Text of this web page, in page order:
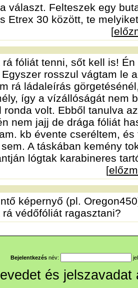
választ. Felteszek egy
Etrex 30 között, te
[
rá fóliát tenni, sőt kell is!
rosszul vágtam le
rá ládaleírás
így a vízállóságát nem
ronda volt. Ebből tanulva
nem jajj de drága fóliát
kb évente cseréltem,
A táskában kemény
lógtak karabineres
[
képernyő (pl.
rá védőfóliát ragasztani?
Bejelentkezés név:
és